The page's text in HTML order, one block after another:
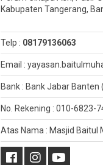
Kabupaten Tangerang,
Telp : 08179136063
Email :
Bank : Bank Jabar Banten
No. Rekening : 010-6823-
Atas Nama : Masjid Baitul